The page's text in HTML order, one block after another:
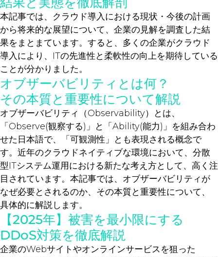
本記事では、クラウド導入における現状・今後の計画
から将来的な展望について、企業の見解を調査した結
果をまとまています。すると、多くの企業がクラウド
導入により、ITの先進性と柔軟性の向上を期待している
ことが分かりました。
オブザーバビリティとは何？
その本質と重要性について解説
オブザーバビリティ（Observability）とは、
「Observe(観察する)」と「Ability(能力)」を組み合わ
せた日本語で、「可観測性」とも表現される概念で
す。近年のクラウドネイティブな環境において、分散
型ITシステム運用における新たな考え方として、高く注
目されています。本記事では、オブザーバビリティが
なぜ必要とされるのか、その本質と重要性について、
具体的に解説します。
【2025年】被害を最小限にする
DDoS対策を徹底解説
企業のWebサイトやオンラインサービスを狙った